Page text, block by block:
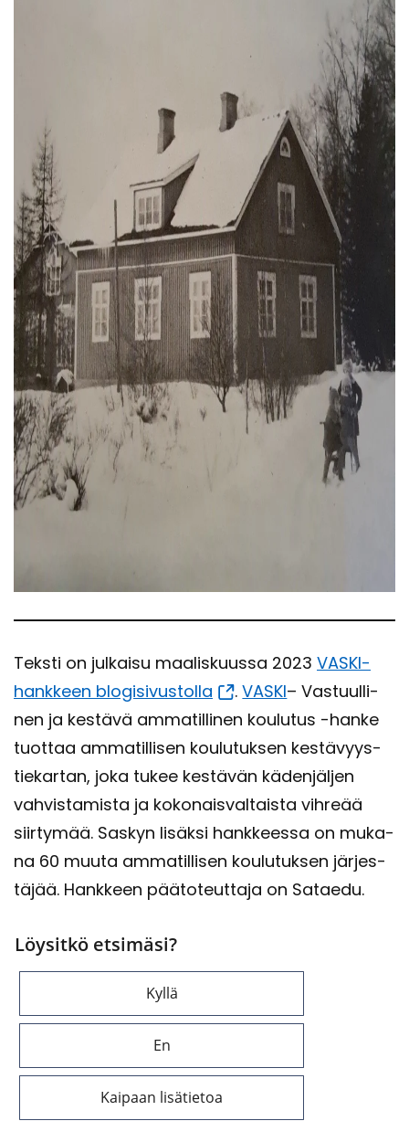
Teks­ti on jul­kai­su maa­lis­kuus­sa 2023 VASKI-​
hankkeen blo­gi­si­vus­tol­la
.VASKI– Vas­tuul­li­
nen ja kes­tä­vä am­ma­til­li­nen kou­lu­tus -​hanke
tuot­taa am­ma­til­li­sen kou­lu­tuk­sen kes­tä­vyys­
tie­kar­tan, joka tukee kes­tä­vän kä­den­jäl­jen
vah­vis­ta­mis­ta ja ko­ko­nais­val­tais­ta vih­re­ää
siir­ty­mää. Sas­kyn li­säk­si hank­kees­sa on mu­ka­
na 60 muuta am­ma­til­li­sen kou­lu­tuk­sen jär­jes­
tä­jää. Hank­keen pää­to­teut­ta­ja on Sa­tae­du.
Löysitkö etsimäsi?
Kyllä
En
Kaipaan lisätietoa